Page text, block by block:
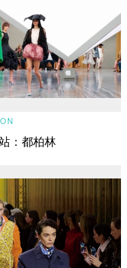
：都柏林